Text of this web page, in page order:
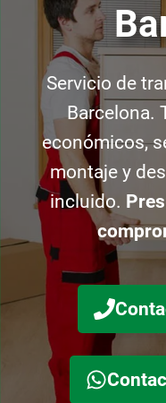
Servicio de
Barcelona.
económicos,
montaje y
incluido.